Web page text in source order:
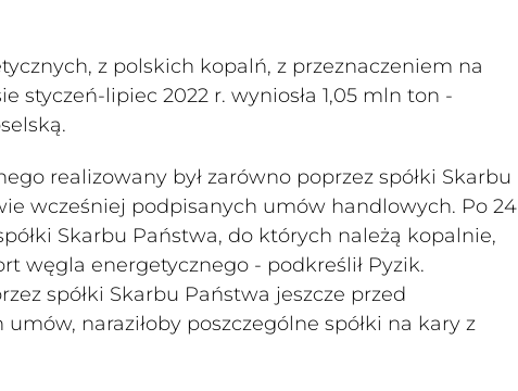
z polskich kopalń, z przeznaczeniem na
styczeń-lipiec 2022 r. wyniosła 1,05 mln ton -
realizowany był zarówno poprzez spółki Skarbu
wcześniej podpisanych umów handlowych. Po 24
Skarbu Państwa, do których należą kopalnie,
węgla energetycznego - podkreślił Pyzik.
spółki Skarbu Państwa jeszcze przed
naraziłoby poszczególne spółki na kary z